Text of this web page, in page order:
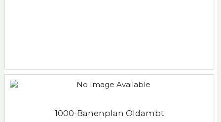
1000-Banenplan Oldambt